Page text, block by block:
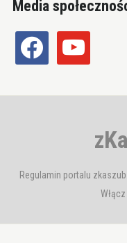
Media
facebook youtube
Regulamin portalu